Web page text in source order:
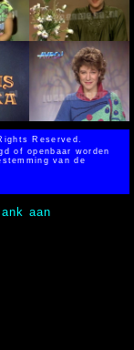
Reserved.
of openbaar worden
van de
aan